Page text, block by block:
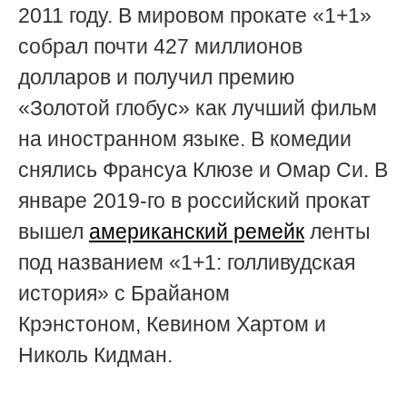
2011 году. В мировом прокате «1+1»
собрал почти 427 миллионов
долларов и получил премию
«Золотой глобус» как лучший фильм
на иностранном языке. В комедии
снялись Франсуа Клюзе и Омар Си. В
январе 2019-го в российский прокат
вышел американский ремейк ленты
под названием «1+1: голливудская
история» с Брайаном
Крэнстоном, Кевином Хартом и
Николь Кидман.